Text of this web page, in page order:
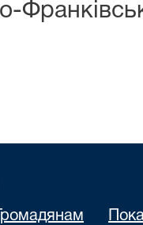
Громадянам